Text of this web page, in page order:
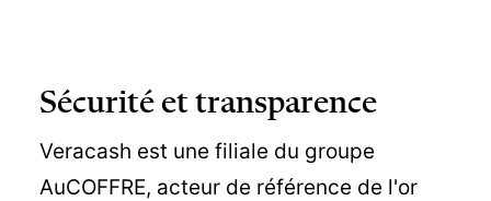
Sécurité et transparence
Veracash est une filiale du groupe
AuCOFFRE, acteur de référence de l'or